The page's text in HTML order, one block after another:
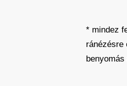
* mindez
ránézésre